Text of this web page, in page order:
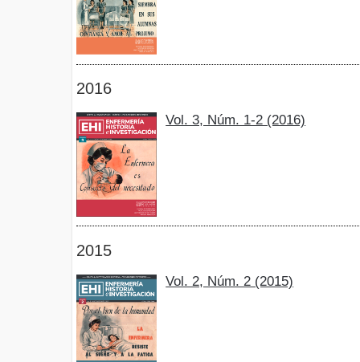
2016
Vol. 3, Núm. 1-2 (2016)
2015
Vol. 2, Núm. 2 (2015)